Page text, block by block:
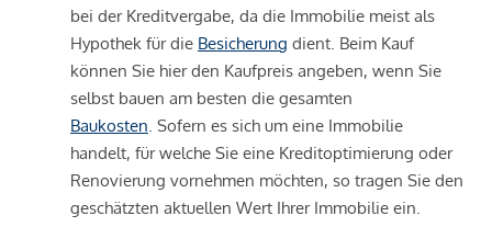
bei der Kreditvergabe, da die Immobilie meist als
Hypothek für die Besicherung dient. Beim Kauf
können Sie hier den Kaufpreis angeben, wenn Sie
selbst bauen am besten die gesamten
Baukosten . Sofern es sich um eine Immobilie
handelt, für welche Sie eine Kreditoptimierung oder
Renovierung vornehmen möchten, so tragen Sie den
geschätzten aktuellen Wert Ihrer Immobilie ein.